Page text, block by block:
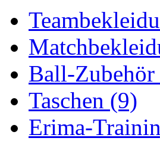
Ball-Zubehör
Taschen (9)
Erima-